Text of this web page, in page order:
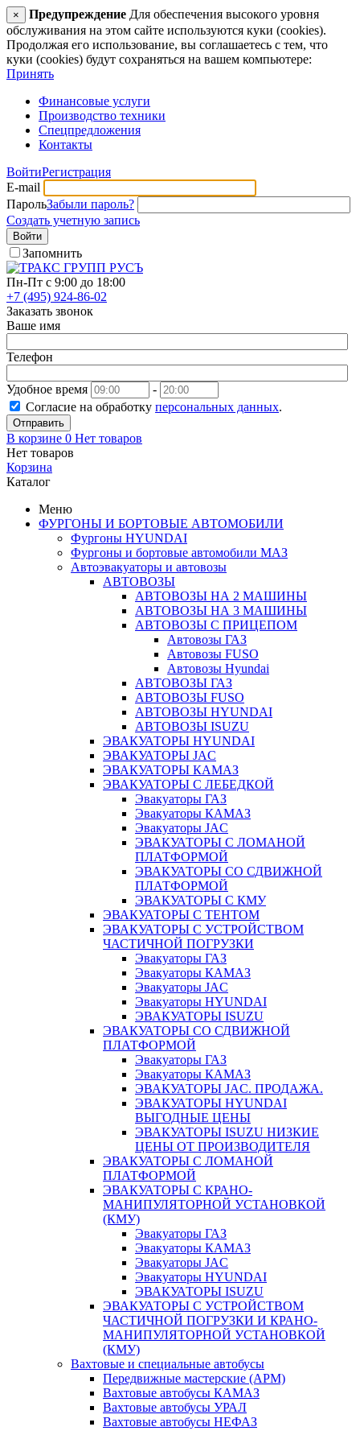
× Предупреждение Для обеспечения высокого уровня
обслуживания на этом сайте используются куки (cookies).
Продолжая его использование, вы соглашаетесь с тем, что
куки (cookies) будут сохраняться на вашем компьютере:
Принять
Финансовые услуги
Производство техники
Спецпредложения
Контакты
ВойтиРегистрация
E-mail
ПарольЗабыли пароль?
Создать учетную запись
Войти
Запомнить
Пн-Пт с 9:00 до 18:00
+7 (495) 924-86-02
Заказать звонок
Ваше имя
Телефон
Удобное время
-
Согласие на обработку персональных данных.
Отправить
В корзине 0 Нет товаров
Нет товаров
Корзина
Каталог
Меню
ФУРГОНЫ И БОРТОВЫЕ АВТОМОБИЛИ
Фургоны HYUNDAI
Фургоны и бортовые автомобили МАЗ
Автоэвакуаторы и автовозы
АВТОВОЗЫ
АВТОВОЗЫ НА 2 МАШИНЫ
АВТОВОЗЫ НА 3 МАШИНЫ
АВТОВОЗЫ С ПРИЦЕПОМ
Автовозы ГАЗ
Автовозы FUSO
Автовозы Hyundai
АВТОВОЗЫ ГАЗ
АВТОВОЗЫ FUSO
АВТОВОЗЫ HYUNDAI
АВТОВОЗЫ ISUZU
ЭВАКУАТОРЫ HYUNDAI
ЭВАКУАТОРЫ JAC
ЭВАКУАТОРЫ КАМАЗ
ЭВАКУАТОРЫ С ЛЕБЕДКОЙ
Эвакуаторы ГАЗ
Эвакуаторы КАМАЗ
Эвакуаторы JAC
ЭВАКУАТОРЫ С ЛОМАНОЙ
ПЛАТФОРМОЙ
ЭВАКУАТОРЫ СО СДВИЖНОЙ
ПЛАТФОРМОЙ
ЭВАКУАТОРЫ С КМУ
ЭВАКУАТОРЫ С ТЕНТОМ
ЭВАКУАТОРЫ С УСТРОЙСТВОМ
ЧАСТИЧНОЙ ПОГРУЗКИ
Эвакуаторы ГАЗ
Эвакуаторы КАМАЗ
Эвакуаторы JAC
Эвакуаторы HYUNDAI
ЭВАКУАТОРЫ ISUZU
ЭВАКУАТОРЫ СО СДВИЖНОЙ
ПЛАТФОРМОЙ
Эвакуаторы ГАЗ
Эвакуаторы КАМАЗ
ЭВАКУАТОРЫ JAC. ПРОДАЖА.
ЭВАКУАТОРЫ HYUNDAI
ВЫГОДНЫЕ ЦЕНЫ
ЭВАКУАТОРЫ ISUZU НИЗКИЕ
ЦЕНЫ ОТ ПРОИЗВОДИТЕЛЯ
ЭВАКУАТОРЫ С ЛОМАНОЙ
ПЛАТФОРМОЙ
ЭВАКУАТОРЫ С КРАНО-
МАНИПУЛЯТОРНОЙ УСТАНОВКОЙ
(КМУ)
Эвакуаторы ГАЗ
Эвакуаторы КАМАЗ
Эвакуаторы JAC
Эвакуаторы HYUNDAI
ЭВАКУАТОРЫ ISUZU
ЭВАКУАТОРЫ С УСТРОЙСТВОМ
ЧАСТИЧНОЙ ПОГРУЗКИ И КРАНО-
МАНИПУЛЯТОРНОЙ УСТАНОВКОЙ
(КМУ)
Вахтовые и специальные автобусы
Передвижные мастерские (АРМ)
Вахтовые автобусы КАМАЗ
Вахтовые автобусы УРАЛ
Вахтовые автобусы НЕФАЗ